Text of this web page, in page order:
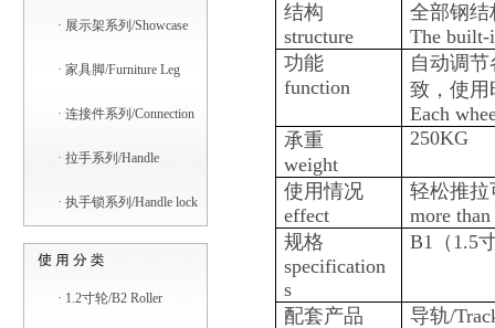
· 展示架系列/Showcase
· 家具脚/Furniture Leg
· 连接件系列/Connection
· 拉手系列/Handle
· 执手锁系列/Handle lock
· 1.2寸轮/B2 Roller
结构
structure
全部钢结
The built-
功能
function
自动调
致，使用
Each
承重
weight
250KG
使用情况
effect
轻松推拉
more
规格
specification
s
B1 （ 1.5
配套产品
导轨/